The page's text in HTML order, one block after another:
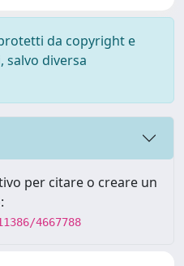
da copyright e
diversa
per citare o creare un
4667788